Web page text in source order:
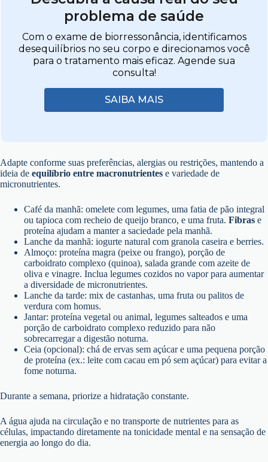
problema de saúde
Com o exame de biorressonância, identificamos
desequilíbrios no seu corpo e direcionamos você
para o tratamento mais eficaz. Agende sua
consulta!
SAIBA MAIS
Adapte conforme suas preferências, alergias ou restrições, mantendo a
ideia de equilíbrio entre macronutrientes e variedade de
micronutrientes.
Café da manhã: omelete com legumes, uma fatia de pão integral
ou tapioca com recheio de queijo branco, e uma fruta. Fibras e
proteína ajudam a manter a saciedade pela manhã.
Lanche da manhã: iogurte natural com granola caseira e berries.
Almoço: proteína magra (peixe ou frango), porção de
carboidrato complexo (quinoa), salada grande com azeite de
oliva e vinagre. Inclua legumes cozidos no vapor para aumentar
a diversidade de micronutrientes.
Lanche da tarde: mix de castanhas, uma fruta ou palitos de
verdura com homus.
Jantar: proteína vegetal ou animal, legumes salteados e uma
porção de carboidrato complexo reduzido para não
sobrecarregar a digestão noturna.
Ceia (opcional): chá de ervas sem açúcar e uma pequena porção
de proteína (ex.: leite com cacau em pó sem açúcar) para evitar a
fome noturna.
Durante a semana, priorize a hidratação constante.
A água ajuda na circulação e no transporte de nutrientes para as
células, impactando diretamente na tonicidade mental e na sensação de
energia ao longo do dia.